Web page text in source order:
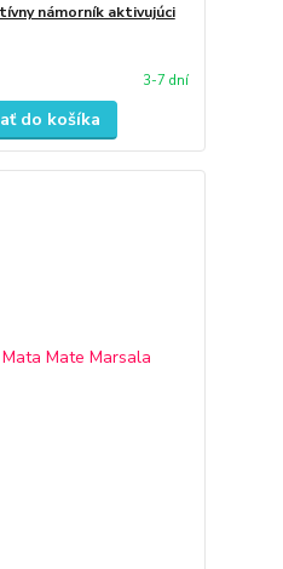
námorník aktivujúci
3-7 dní
do košíka